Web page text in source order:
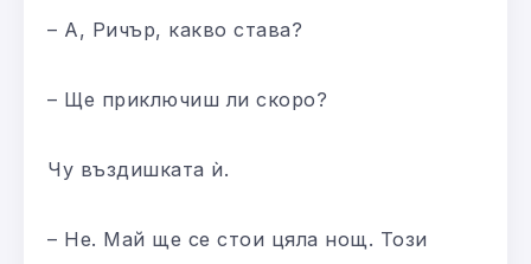
– А, Ричър, какво става?
– Ще приключиш ли скоро?
Чу въздишката ѝ.
– Не. Май ще се стои цяла нощ. Този